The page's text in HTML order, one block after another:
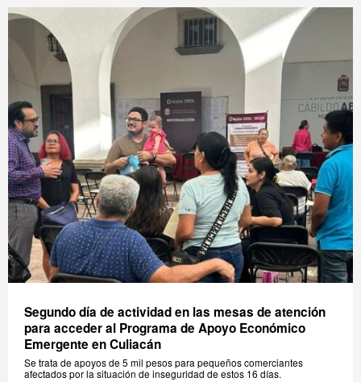
Segundo día de actividad en las mesas de atención
para acceder al Programa de Apoyo Económico
Emergente en Culiacán
Se trata de apoyos de 5 mil pesos para pequeños comerciantes
afectados por la situación de inseguridad de estos 16 días.